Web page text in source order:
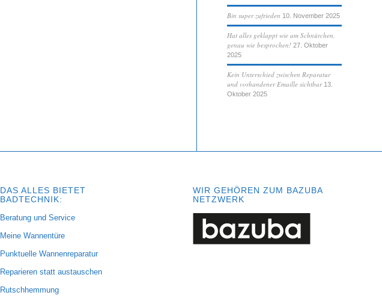
Bin super zufrieden 10. November 2025
Hat alles geklappt wie am Schnürchen,
genau wie besprochen! 27. Oktober
2025
Kein Unterschied zwischen Reparatur
und vorhandener Emaille sichtbar 13.
Oktober 2025
DAS ALLES BIETET
BADTECHNIK:
Beratung und Service
Meine Wannentüre
Punktuelle Wannenreparatur
Reparieren statt austauschen
Rutschhemmung
WIR GEHÖREN ZUM BAZUBA
NETZWERK